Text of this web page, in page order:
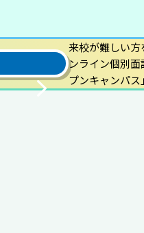
来校が難しい
ンライン個別
プンキャンパス